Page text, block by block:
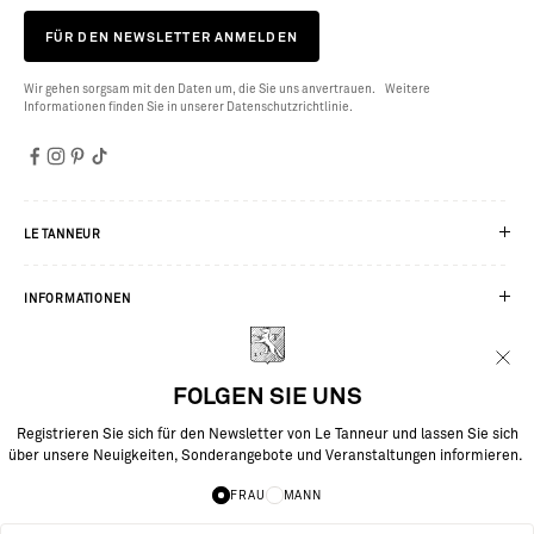
FOLGEN SIE UNS
Registrieren Sie sich für den Newsletter von Le Tanneur und lassen Sie sich
über unsere Neuigkeiten, Sonderangebote und Veranstaltungen informieren.
FRAU MANN
FÜR DEN NEWSLETTER ANMELDEN
Wir gehen sorgsam mit den Daten um, die Sie uns anvertrauen. Weitere
Informationen finden Sie in unserer Datenschutzrichtlinie.
LE TANNEUR
INFORMATIONEN